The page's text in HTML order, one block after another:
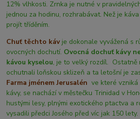
12% vlhkosti. Zrnka je nutné v
jednou za hodinu, rozhrabávat. Než je
projít tříděním.
Chuť těchto kávje dokonale vyvážená s
ovocných dochutí. Ovocná dochuť kávy
kávou kyselou, je to velký rozdíl. Ostatně
ochutnali loňskou sklizeň a ta letošní je
Farma jménem Jerusalén ve které
kávy, se nachází v městečku Trinidad v
hustými lesy, plnými exotického ptactva a
vysadili předci Josého před víc jak 150 lety.